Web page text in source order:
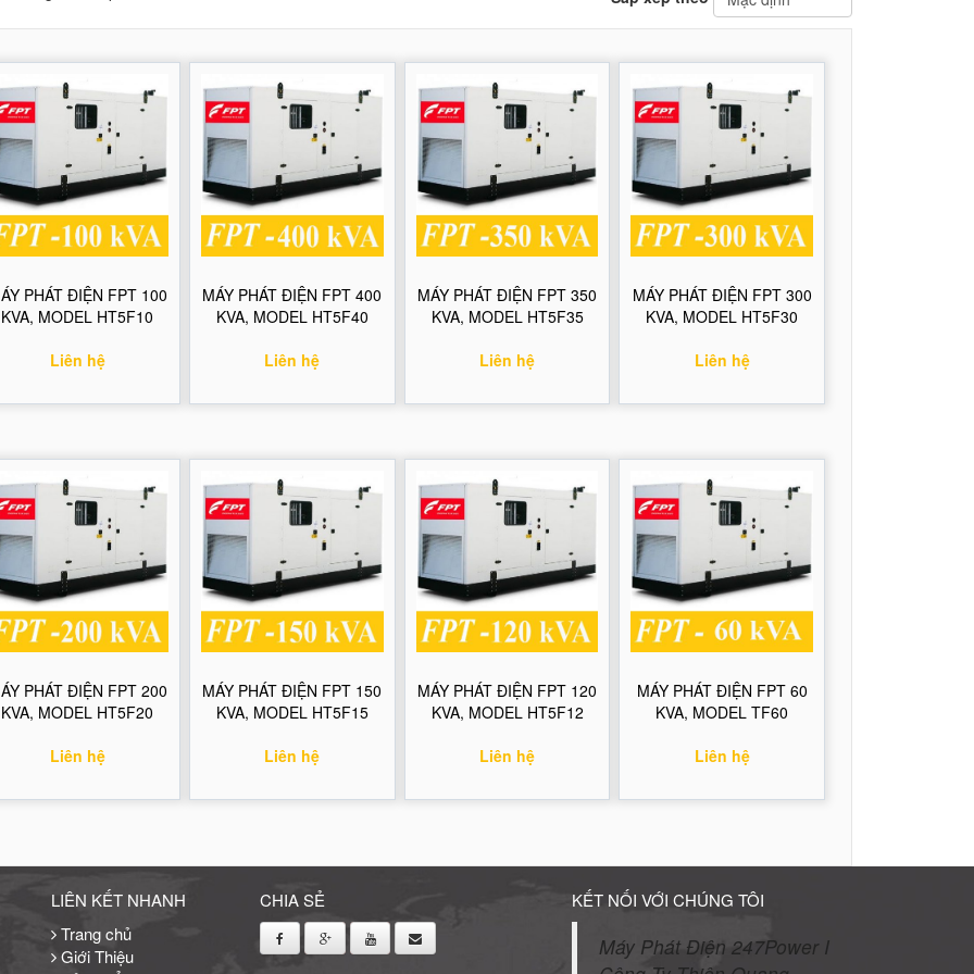
PHÁT ĐIỆN FPT 100
KVA, MODEL HT5F10
Liên hệ
MÁY PHÁT ĐIỆN FPT 400
KVA, MODEL HT5F40
Liên hệ
MÁY PHÁT ĐIỆN FPT 350
KVA, MODEL HT5F35
Liên hệ
MÁY PHÁT ĐIỆN FPT 300
KVA, MODEL HT5F30
Liên hệ
PHÁT ĐIỆN FPT 200
KVA, MODEL HT5F20
Liên hệ
MÁY PHÁT ĐIỆN FPT 150
KVA, MODEL HT5F15
Liên hệ
MÁY PHÁT ĐIỆN FPT 120
KVA, MODEL HT5F12
Liên hệ
MÁY PHÁT ĐIỆN FPT 60
KVA, MODEL TF60
Liên hệ
LIÊN KẾT NHANH
Trang chủ
Giới Thiệu
CHIA SẺ KẾT NỐI VỚI CHÚNG TÔI
Máy Phát Điện 247Power I